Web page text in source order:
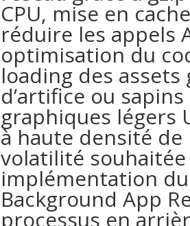
CPU, mise en
réduire les appels
optimisation du
loading des
d’artifice ou
graphiques légers
à haute densité de
volatilité
implémentation
Background App
processus en